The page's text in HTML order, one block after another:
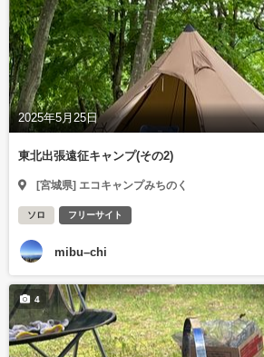
2025年5月25日
東北出張遠征キャンプ(その2)
[宮城県] エコキャンプみちのく
ソロ フリーサイト
mibu–chi
4